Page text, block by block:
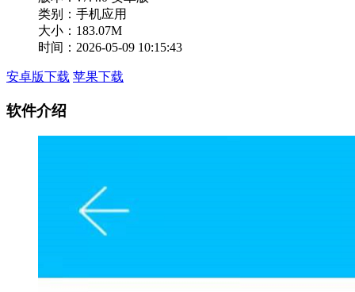
类别：手机应用
大小：183.07M
时间：2026-05-09 10:15:43
安卓版下载 苹果下载
软件介绍